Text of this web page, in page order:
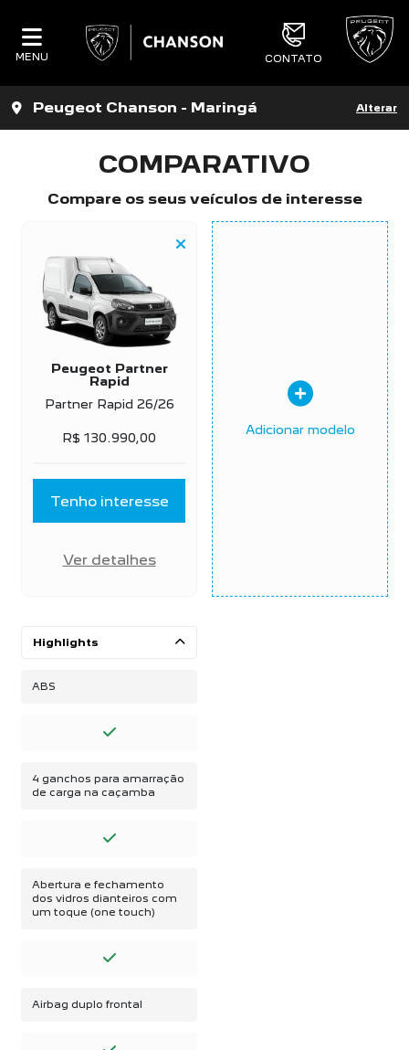
MENU CONTATO
Peugeot Chanson - Maringá Alterar
COMPARATIVO
Compare os seus veículos de interesse
Peugeot Partner
Rapid
Partner Rapid 26/26
R$ 130.990,00
Tenho interesse
Ver detalhes
Adicionar modelo
Highlights
ABS
4 ganchos para amarração
de carga na caçamba
Abertura e fechamento
dos vidros dianteiros com
um toque (one touch)
Airbag duplo frontal